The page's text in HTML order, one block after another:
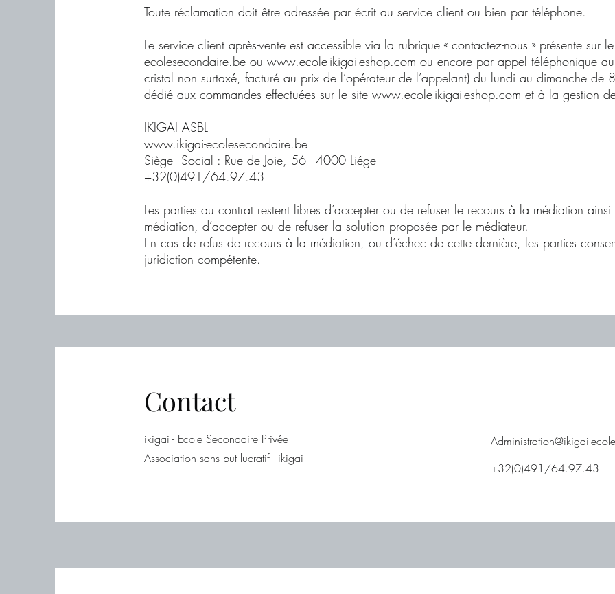
Toute réclamation doit être adressée par écrit au service client ou bien par téléphone.
Le service client après-vente est accessible via la rubrique « contactez-nous » présente sur
ecolesecondaire.be ou www.ecole-ikigai-eshop.com ou encore par appel téléphonique
cristal non surtaxé, facturé au prix de l’opérateur de l’appelant) du lundi au dimanche
dédié aux commandes effectuées sur le site www.ecole-ikigai-eshop.com et à la gestion
IKIGAI ASBL
www.ikigai-ecolesecondaire.be
Siège Social : Rue de Joie, 56 - 4000 Liége
+32(0)491/64.97.43
Les parties au contrat restent libres d’accepter ou de refuser le recours à la médiation
médiation, d’accepter ou de refuser la solution proposée par le médiateur.
En cas de refus de recours à la médiation, ou d’échec de cette dernière, les parties
juridiction compétente.
Contact
ikigai - Ecole Secondaire Privée
Association sans but lucratif - ikigai
Administration@ikigai-
+32(0)491/64.97.43